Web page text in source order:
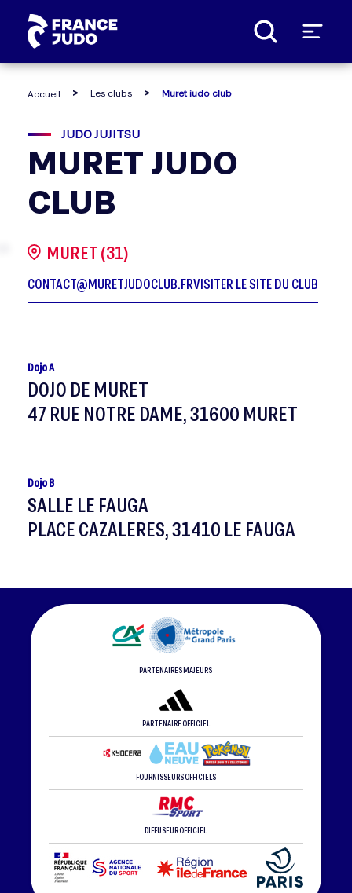
Accueil Les clubs Muret judo club
JUDO JUJITSU
MURET JUDO
CLUB
MURET (31)
CONTACT@MURETJUDOCLUB.FRVISITER LE SITE DU CLUB
Dojo A
DOJO DE MURET
47 RUE NOTRE DAME, 31600 MURET
Dojo B
SALLE LE FAUGA
PLACE CAZALERES, 31410 LE FAUGA
PARTENAIRES MAJEURS
PARTENAIRE OFFICIEL
FOURNISSEURS OFFICIELS
DIFFUSEUR OFFICIEL